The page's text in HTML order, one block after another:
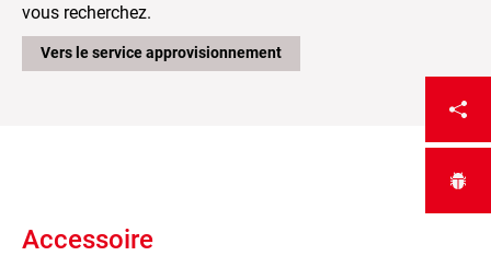
vous recherchez.
Vers le service approvisionnement
Accessoire